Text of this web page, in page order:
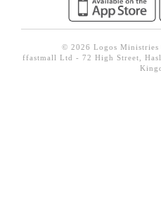
哲學／宗教比較
見證／傳記
© 2026 Logos
ffastmall Ltd - 72 High Street,